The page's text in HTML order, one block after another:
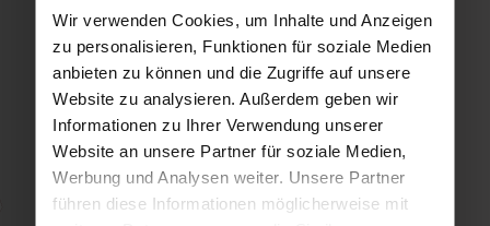
Wir verwenden Cookies, um Inhalte und Anzeigen
zu personalisieren, Funktionen für soziale Medien
anbieten zu können und die Zugriffe auf unsere
Website zu analysieren. Außerdem geben wir
Informationen zu Ihrer Verwendung unserer
Website an unsere Partner für soziale Medien,
Werbung und Analysen weiter. Unsere Partner
führen diese Informationen möglicherweise mit